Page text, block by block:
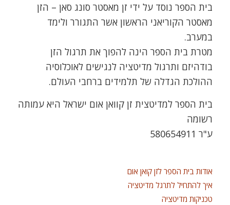
בית הספר נוסד על ידי זן מאסטר סונג סאן – הזן
מאסטר הקוריאני הראשון אשר התגורר ולימד
במערב.
מטרת בית הספר הינה להפוך את תרגול הזן
בודהיזם ותרגול מדיטציה לנגישים לאוכלוסיה
ההולכת הגדלה של תלמידים ברחבי העולם.
בית הספר למדיטצית זן קוואן אום ישראל היא עמותה
רשומה
ע"ר 580654911
אודות בית הספר לזן קואן אום
איך להתחיל לתרגל מדיטציה
טכניקות מדיטציה